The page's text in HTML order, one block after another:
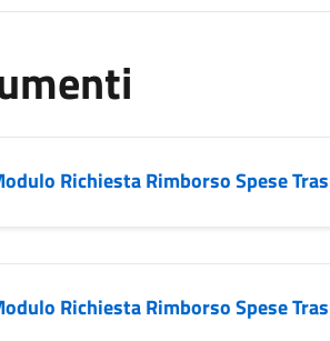
Richiesta Rimborso Spese
Richiesta Rimborso Spese